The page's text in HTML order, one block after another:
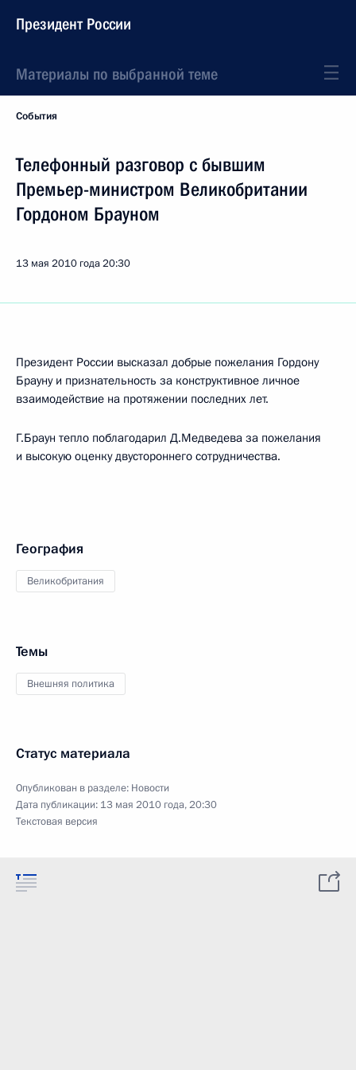
Президент России
Материалы по выбранной теме
События
Телефонный разговор с бывшим
Премьер-министром Великобритании
Гордоном Брауном
13 мая 2010 года20:30
Президент России высказал добрые пожелания Гордону
Брауну и признательность за конструктивное личное
взаимодействие на протяжении последних лет.
Г.Браун тепло поблагодарил Д.Медведева за пожелания
и высокую оценку двустороннего сотрудничества.
География
Великобритания
Темы
Внешняя политика
Статус материала
Опубликован в разделе: Новости
Дата публикации: 13 мая 2010 года, 20:30
Текстовая версия